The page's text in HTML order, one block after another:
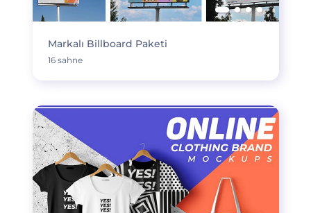
Markalı Billboard Paketi
16 sahne